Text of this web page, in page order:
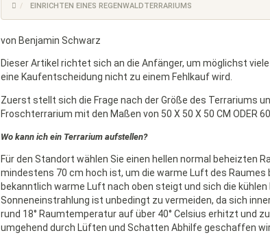
EINRICHTEN EINES REGENWALDTERRARIUMS
von Benjamin Schwarz
Dieser Artikel richtet sich an die Anfänger, um möglichst
eine Kaufentscheidung nicht zu einem Fehlkauf wird.
Zuerst stellt sich die Frage nach der Größe des Terrariums
Froschterrarium mit den Maßen von 50 X 50 X 50 CM ODER
Wo kann ich ein Terrarium aufstellen?
Für den Standort wählen Sie einen hellen normal beheizten
mindestens 70 cm hoch ist, um die warme Luft des
bekanntlich warme Luft nach oben steigt und sich die
Sonneneinstrahlung ist unbedingt zu vermeiden, da sich
rund 18° Raumtemperatur auf über 40° Celsius erhitzt und
umgehend durch Lüften und Schatten Abhilfe geschaffen